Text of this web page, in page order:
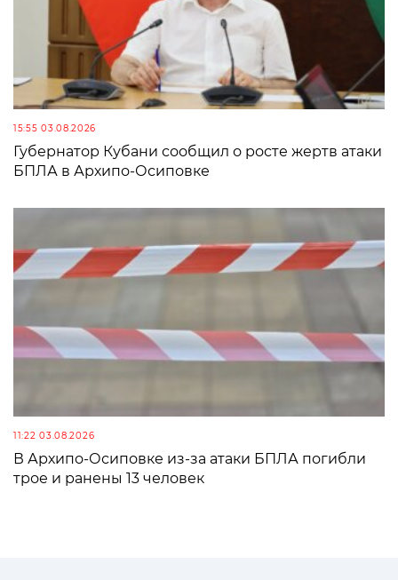
15:55 03.08.2026
Губернатор Кубани сообщил о росте жертв атаки
БПЛА в Архипо-Осиповке
11:22 03.08.2026
В Архипо-Осиповке из-за атаки БПЛА погибли
трое и ранены 13 человек